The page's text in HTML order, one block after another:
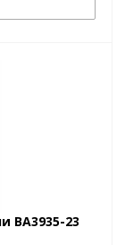
BA3935-23